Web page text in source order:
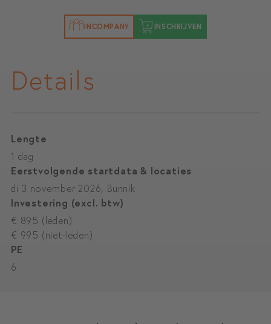
INCOMPANY INSCHRIJVEN
Details
Lengte
1 dag
Eerstvolgende startdata & locaties
di 3 november 2026, Bunnik
Investering (excl. btw)
€ 895 (leden)
€ 995 (niet-leden)
PE
6